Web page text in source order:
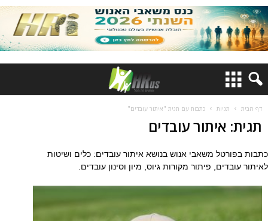
דף הבית תגיות כתבות עם תגית "איתור עובדים"
תגית: איתור עובדים
כתבות בפורטל משאבי אנוש בנושא איתור עובדים: כלים ושיטות
לאיתור עובדים, פיתור מקורות גיוס, מיון וסינון עובדים.